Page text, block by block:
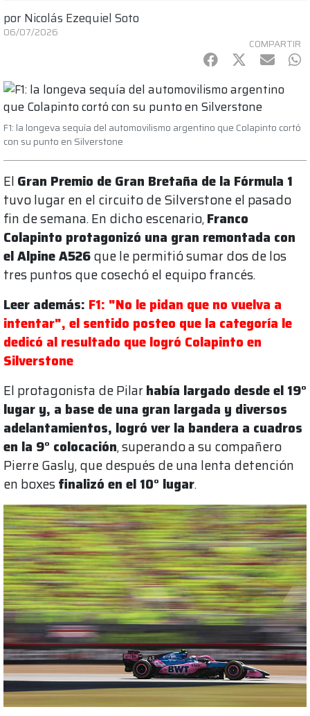
por Nicolás Ezequiel Soto
06/07/2026
COMPARTIR
Facebook
Twitter
mail
F1: la longeva sequía del automovilismo argentino que Colapinto cortó
con su punto en Silverstone
El Gran Premio de Gran Bretaña de la Fórmula 1
tuvo lugar en el circuito de Silverstone el pasado
fin de semana. En dicho escenario,Franco
Colapinto protagonizó una gran remontada con
el Alpine A526que le permitió sumar dos de los
tres puntos que cosechó el equipo francés.
Leer además: F1: "No le pidan que no vuelva a
intentar", el sentido posteo que la categoría le
dedicó al resultado que logró Colapinto en
Silverstone
El protagonista de Pilarhabía largado desde el 19°
lugar y, a base de una gran largada y diversos
adelantamientos, logró ver la bandera a cuadros
en la 9° colocación, superando a su compañero
Pierre Gasly, que después de una lenta detención
en boxesfinalizó en el 10° lugar.